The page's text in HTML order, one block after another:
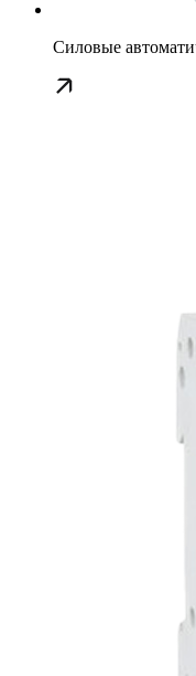
Силовые